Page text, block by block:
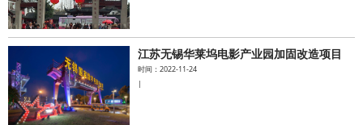
江苏无锡华莱坞电影产业园加固改造项目
时间：2022-11-24
|